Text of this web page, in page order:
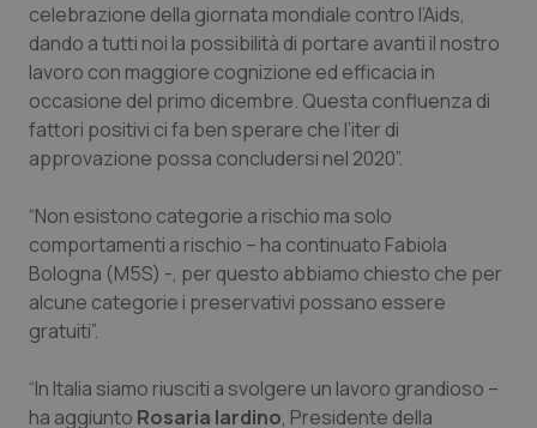
Oncologia & Nutrizione
Psoriasi & pelle
Quotidiano Cardiologia
Quotidiano Chirurgia
Quotidiano Oncologia
Quotidiano Pediatria
Rene & patologie urogenitali
celebrazione della giornata mondiale contro l’Aids,
dando a tutti noi la possibilità di portare avanti il nostro
lavoro con maggiore cognizione ed efficacia in
occasione del primo dicembre. Questa confluenza di
fattori positivi ci fa ben sperare che l’iter di
approvazione possa concludersi nel 2020”.
“Non esistono categorie a rischio ma solo
comportamenti a rischio – ha continuato Fabiola
Bologna (M5S) -, per questo abbiamo chiesto che per
alcune categorie i preservativi possano essere
gratuiti”.
“In Italia siamo riusciti a svolgere un lavoro grandioso –
ha aggiunto Rosaria Iardino, Presidente della